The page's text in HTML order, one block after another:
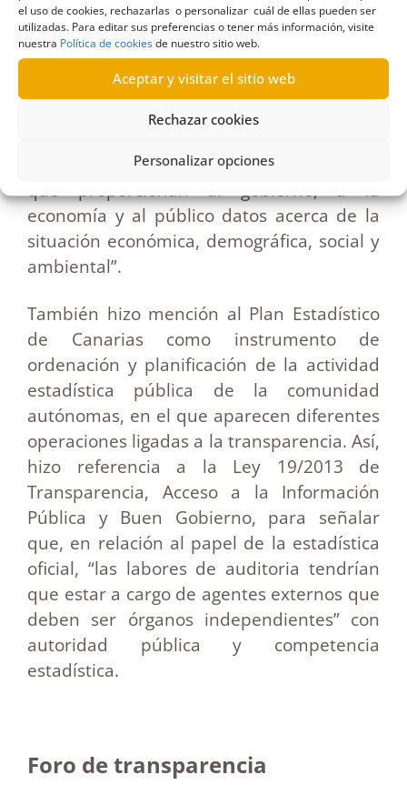
el uso de cookies, rechazarlas o personalizar cuál de ellas pueden ser
utilizadas. Para editar sus preferencias o tener más información, visite
nuestra Política de cookiesde nuestro sitio web.
Aceptar y visitar el sitio web
Rechazar cookies
Personalizar opciones
el aporte de la institución que dirige en los
requerimientos de la transparencia. Para
ello habló sobre principios y valores de la
estadística pública, afirmando que “las
estadísticas oficiales constituyen un
información de una sociedad democrática
que proporcionan al gobierno, a la
economía y al público datos acerca de la
situación económica, demográfica, social y
ambiental”.
También hizo mención al Plan Estadístico
de Canarias como instrumento de
ordenación y planificación de la actividad
estadística pública de la comunidad
autónomas, en el que aparecen diferentes
operaciones ligadas a la transparencia. Así,
hizo referencia a la Ley 19/2013 de
Transparencia, Acceso a la Información
Pública y Buen Gobierno, para señalar
que, en relación al papel de la estadística
oficial, “las labores de auditoria tendrían
que estar a cargo de agentes externos que
deben ser órganos independientes” con
autoridad pública y competencia
estadística.
Foro de transparencia